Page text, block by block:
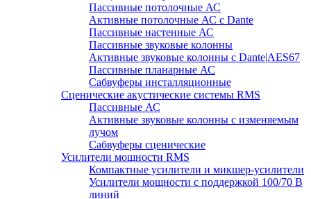
Пассивные потолочные АС
Активные потолочные АС с Dante
Пассивные настенные АС
Пассивные звуковые колонны
Активные звуковые колонны с Dante|AES67
Пассивные планарные АС
Сабвуферы инсталляционные
Сценические акустические системы RMS
Пассивные АС
Активные звуковые колонны с изменяемым
лучом
Сабвуферы сценические
Усилители мощности RMS
Компактные усилители и микшер-усилители
Усилители мощности с поддержкой 100/70 В
линий